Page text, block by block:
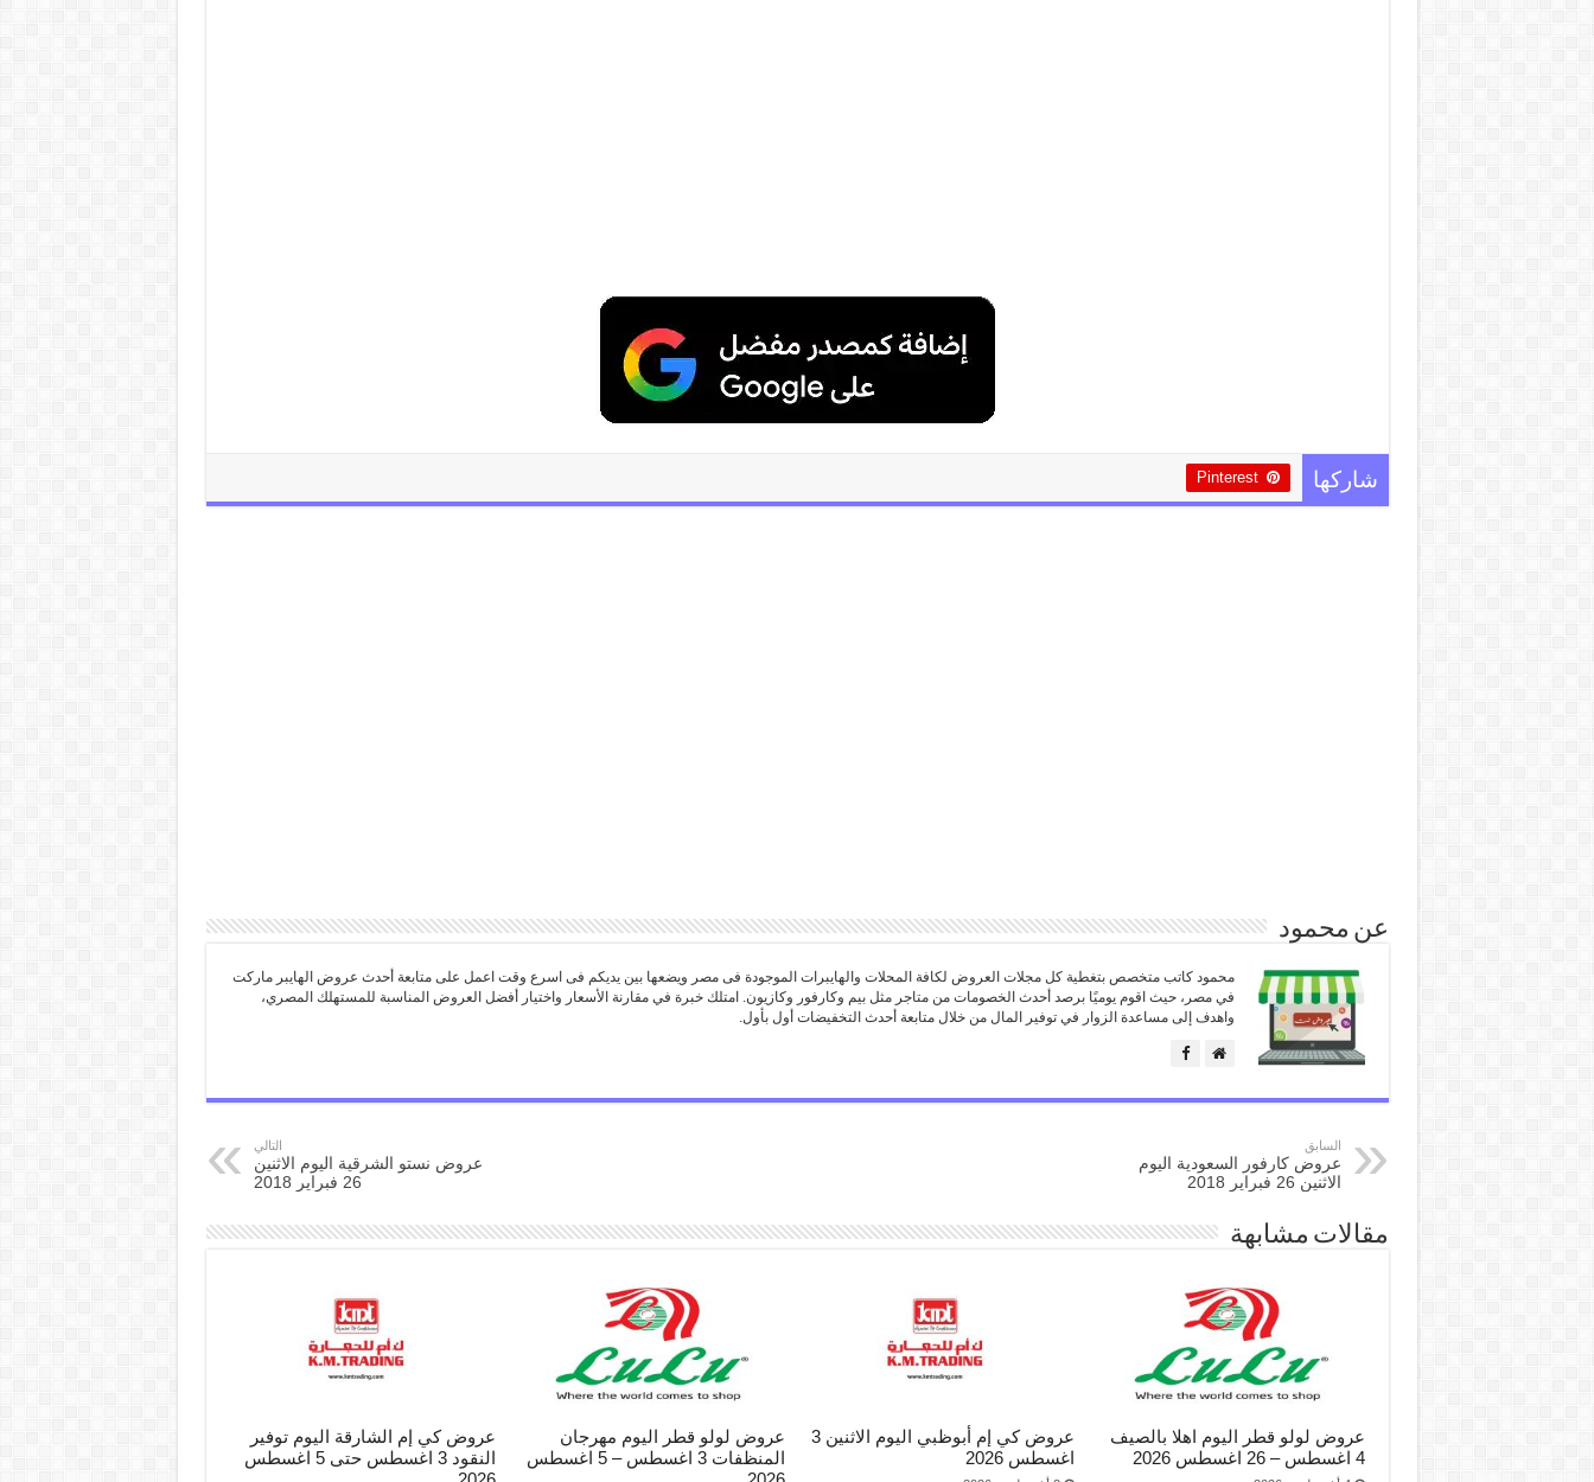
شاركها Pinterest
عن محمود
محمود كاتب متخصص بتغطية كل مجلات العروض لكافة المحلات والهايبرات الموجودة فى مصر ويضعها بين يديكم فى اسرع وقت اعمل على متابعة أحدث عروض الهايبر ماركت
في مصر، حيث اقوم يوميًا برصد أحدث الخصومات من متاجر مثل بيم وكارفور وكازيون. امتلك خبرة في مقارنة الأسعار واختيار أفضل العروض المناسبة للمستهلك المصري،
واهدف إلى مساعدة الزوار في توفير المال من خلال متابعة أحدث التخفيضات أول بأول.
السابق
عروض كارفور السعودية اليوم
الاثنين 26 فبراير 2018
التالي
عروض نستو الشرقية اليوم الاثنين
26 فبراير 2018
مقالات مشابهة
عروض لولو قطر اليوم اهلا بالصيف
4 اغسطس – 26 اغسطس 2026
عروض كي إم أبوظبي اليوم الاثنين 3
اغسطس 2026
عروض لولو قطر اليوم مهرجان
المنظفات 3 اغسطس – 5 اغسطس
عروض كي إم الشارقة اليوم توفير
النقود 3 اغسطس حتى 5 اغسطس